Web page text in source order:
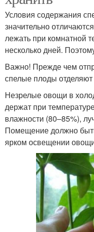
Условия содержания
значительно
лежать при комнатной
несколько дней.
Важно! Прежде чем
спелые плоды
Незрелые овощи в
держат при
влажности (80–85%),
Помещение должно
ярком освещении